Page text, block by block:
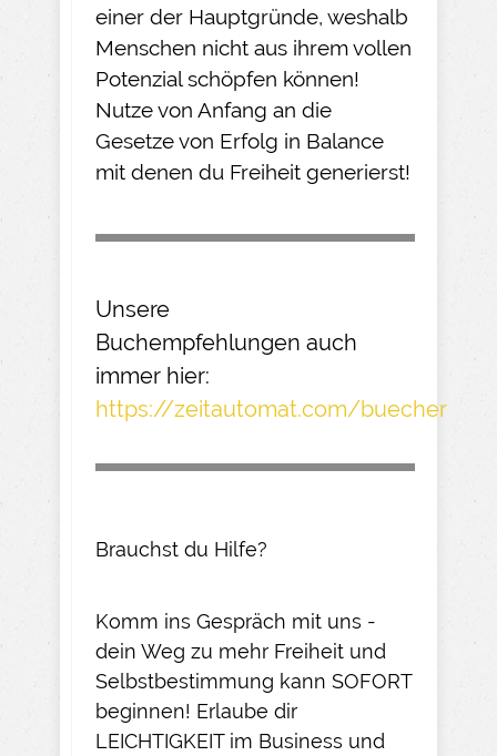
einer der Hauptgründe, weshalb
Menschen nicht aus ihrem vollen
Potenzial schöpfen können!
Nutze von Anfang an die
Gesetze von Erfolg in Balance
mit denen du Freiheit generierst!
Unsere
Buchempfehlungen auch
immer hier:
https://zeitautomat.com/buecher
Brauchst du Hilfe?
Komm ins Gespräch mit uns -
dein Weg zu mehr Freiheit und
Selbstbestimmung kann SOFORT
beginnen! Erlaube dir
LEICHTIGKEIT im Business und